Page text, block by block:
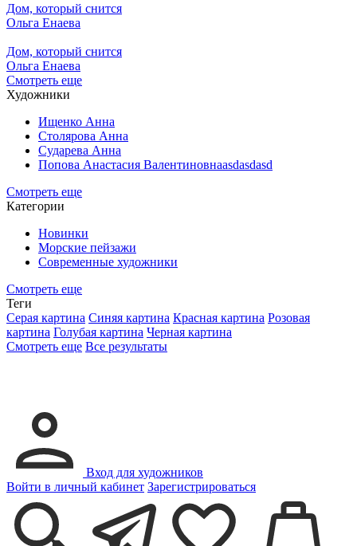
Дом, который снится
Ольга Енаева
Дом, который снится
Ольга Енаева
Смотреть еще
Художники
Ищенко Анна
Столярова Анна
Сударева Анна
Попова Анастасия Валентиновнаasdasdasd
Смотреть еще
Категории
Новинки
Морские пейзажи
Современные художники
Смотреть еще
Теги
Серая картина Синяя картина Красная картина Розовая
картина Голубая картина Черная картина
Смотреть еще Все результаты
Вход для художников
Войти в личный кабинет Зарегистрироваться